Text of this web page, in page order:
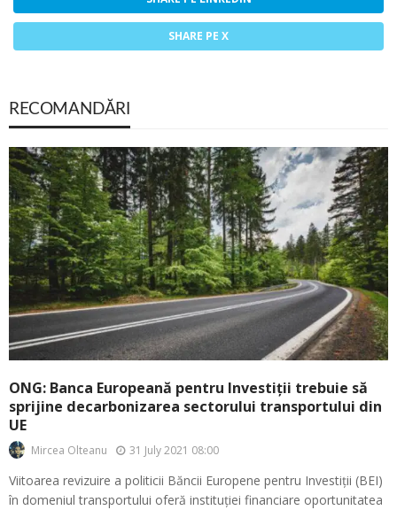
SHARE PE X
RECOMANDĂRI
ONG: Banca Europeană pentru Investiții trebuie să
sprijine decarbonizarea sectorului transportului din
UE
Mircea Olteanu 31 July 2021 08:00
Viitoarea revizuire a politicii Băncii Europene pentru Investiții (BEI)
în domeniul transportului oferă instituției financiare oportunitatea